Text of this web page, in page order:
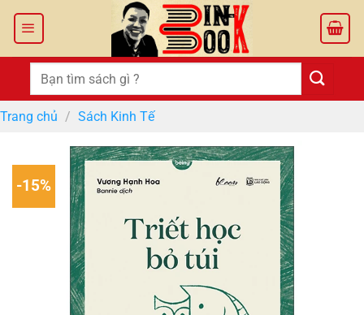
Tìm
kiếm:
Trang chủ / Sách Kinh Tế
-15%